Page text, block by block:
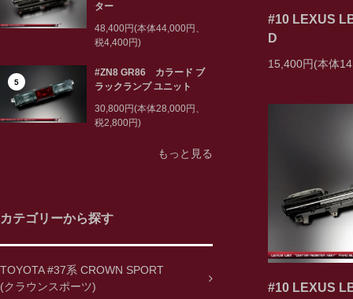
ター
48,400円(本体44,000円、
税4,400円)
5
#ZN8 GR86 カラード ブ
ラックランプ ユニット
30,800円(本体28,000円、
税2,800円)
もっと見る
カテゴリーから探す
TOYOTA #37系 CROWN SPORT
(クラウンスポーツ)
#10 LEXUS
D
15,400円(本体
#10 LEXUS